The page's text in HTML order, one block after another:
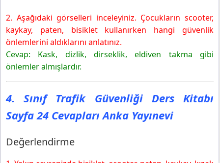
2. Aşağıdaki görselleri inceleyiniz. Çocukların scooter,
kaykay, paten, bisiklet kullanırken hangi güvenlik
önlemlerini aldıklarını anlatınız.
Cevap: Kask, dizlik, dirseklik, eldiven takma gibi
önlemler almışlardır.
4. Sınıf Trafik Güvenliği Ders Kitabı
Sayfa 24 Cevapları Anka Yayınevi
Değerlendirme